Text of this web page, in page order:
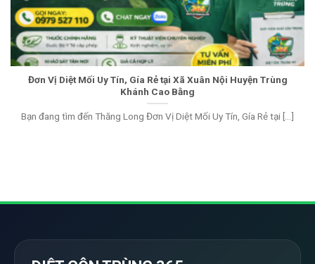
Đơn Vị Diệt Mối Uy Tín, Gía Rẻ tại Xã Xuân Nội Huyện Trùng
Khánh Cao Bằng
Bạn đang tìm đến Thăng Long Đơn Vị Diệt Mối Uy Tín, Gía Rẻ tại [...]